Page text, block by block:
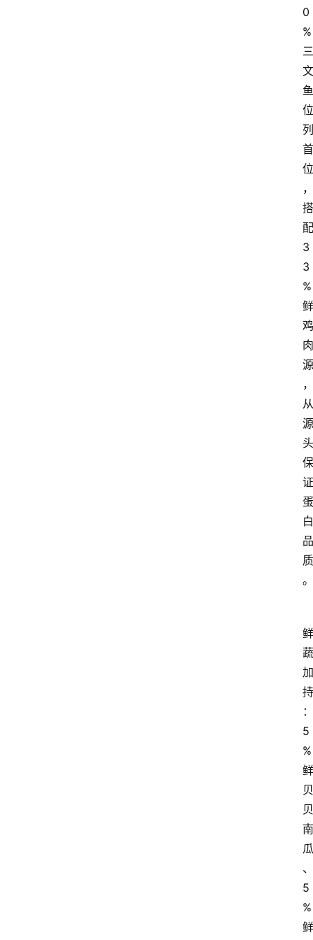
0
%
三
文
鱼
位
列
首
位
，
搭
配
3
3
%
鲜
鸡
肉
源
，
从
源
头
保
证
蛋
白
品
质
。
鲜
蔬
加
持
：
5
%
鲜
贝
贝
南
瓜
、
5
%
鲜